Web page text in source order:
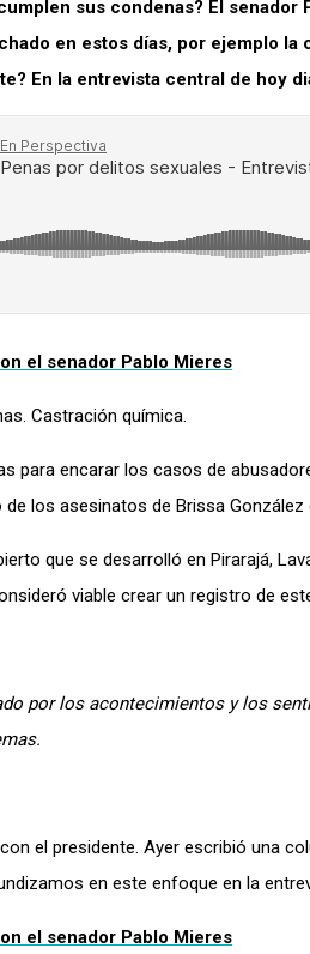
sus condenas? El
en estos días, por ejemplo
En la entrevista central de hoy
el senador Pablo Mieres
Castración química.
para encarar los casos de
los asesinatos de Brissa González
que se desarrolló en Pirarajá,
viable crear un registro de
por los acontecimientos y los
el presidente. Ayer escribió una
en este enfoque en la
el senador Pablo Mieres